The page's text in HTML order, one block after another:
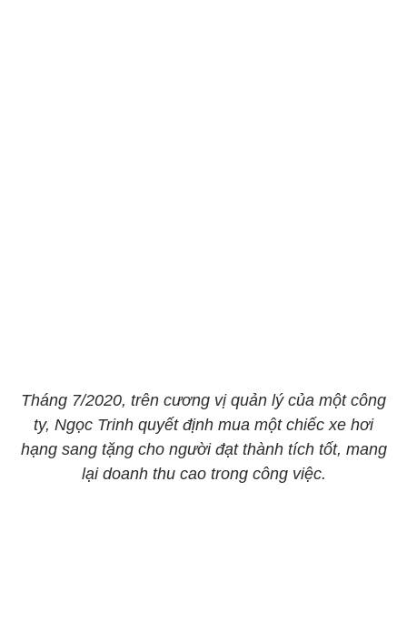
Tháng 7/2020, trên cương vị quản lý của một công
ty, Ngọc Trinh quyết định mua một chiếc xe hơi
hạng sang tặng cho người đạt thành tích tốt, mang
lại doanh thu cao trong công việc.